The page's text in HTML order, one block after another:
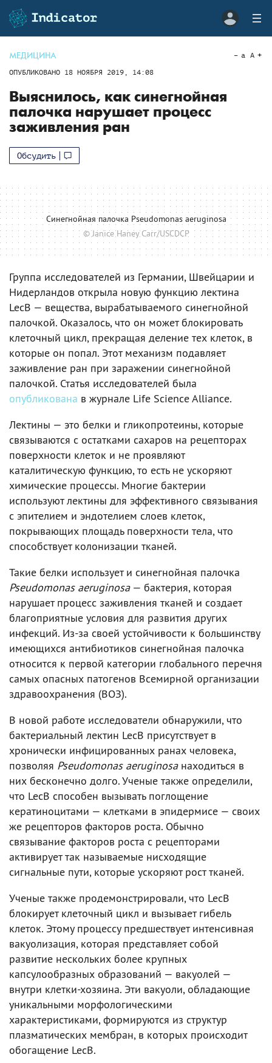
МЕДИЦИНА
ОПУБЛИКОВАНО 18 НОЯБРЯ 2019, 14:08
a A
Выяснилось, как синегнойная
палочка нарушает процесс
заживления ран
Обсудить
Синегнойная палочка Pseudomonas aeruginosa
© Janice Haney Carr/USCDCP
Группа исследователей из Германии, Швейцарии и
Нидерландов открыла новую функцию лектина
LecB — вещества, вырабатываемого синегнойной
палочкой. Оказалось, что он может блокировать
клеточный цикл, прекращая деление тех клеток, в
которые он попал. Этот механизм подавляет
заживление ран при заражении синегнойной
палочкой. Статья исследователей была
опубликована в журнале Life Science Alliance.
Лектины — это белки и гликопротеины, которые
связываются с остатками сахаров на рецепторах
поверхности клеток и не проявляют
каталитическую функцию, то есть не ускоряют
химические процессы. Многие бактерии
используют лектины для эффективного связывания
с эпителием и эндотелием слоев клеток,
покрывающих площадь поверхности тела, что
способствует колонизации тканей.
Такие белки использует и синегнойная палочка
Pseudomonas aeruginosa— бактерия, которая
нарушает процесс заживления тканей и создает
благоприятные условия для развития других
инфекций. Из-за своей устойчивости к большинству
имеющихся антибиотиков синегнойная палочка
относится к первой категории глобального перечня
самых опасных патогенов Всемирной организации
здравоохранения (ВОЗ).
В новой работе исследователи обнаружили, что
бактериальный лектин LecB присутствует в
хронически инфицированных ранах человека,
позволяя Pseudomonas aeruginosaнаходиться в
них бесконечно долго. Ученые также определили,
что LecB способен вызывать поглощение
кератиноцитами — клетками в эпидермисе — своих
же рецепторов факторов роста. Обычно
связывание факторов роста с рецепторами
активирует так называемые нисходящие
сигнальные пути, которые ускоряют рост тканей.
Ученые также продемонстрировали, что LecB
блокирует клеточный цикл и вызывает гибель
клеток. Этому процессу предшествует интенсивная
вакуолизация, которая представляет собой
развитие нескольких более крупных
капсулообразных образований — вакуолей —
внутри клетки-хозяина. Эти вакуоли, обладающие
уникальными морфологическими
характеристиками, формируются из структур
плазматических мембран, в которых происходит
обогащение LecB.